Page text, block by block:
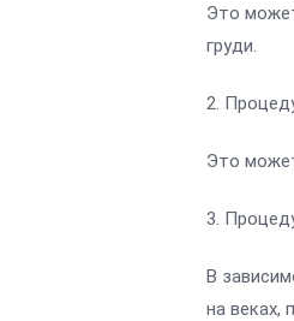
Это
груди.
2.
Это
3.
В
на веках,